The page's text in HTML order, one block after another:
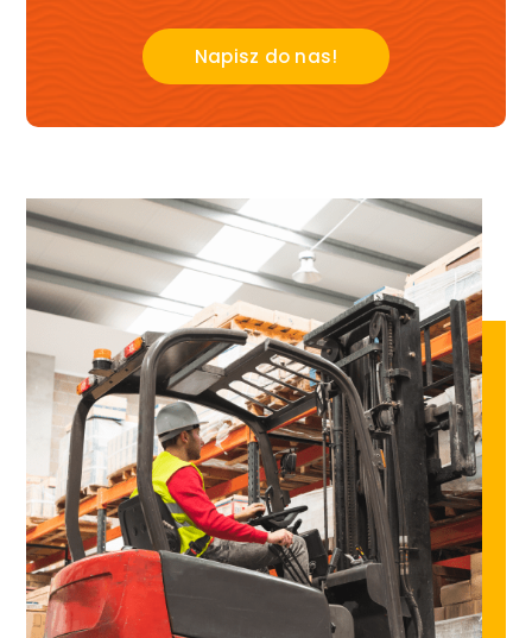
Napisz do nas!